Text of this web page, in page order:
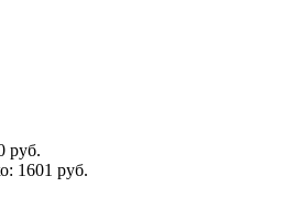
руб.
1601 руб.